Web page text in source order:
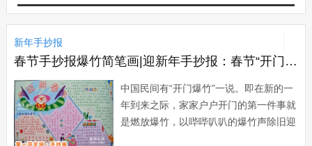
新年手抄报
春节手抄报爆竹简笔画|迎新年手抄报：春节“开门爆竹”
中国民间有“开门爆竹”一说。即在新的一
年到来之际，家家户户开门的第一件事就
是燃放爆竹，以哔哔叭叭的爆竹声除旧迎